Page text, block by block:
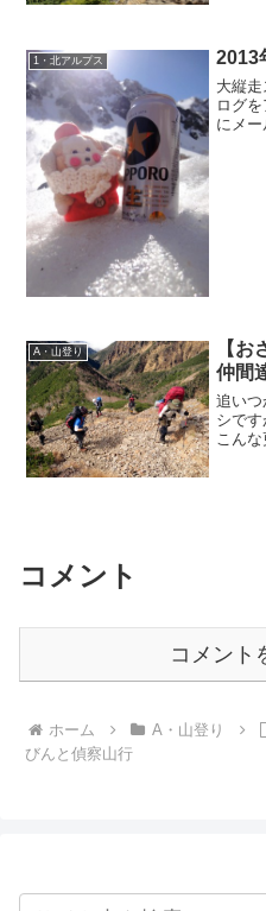
して
1・北アルプス 2013
大縦
ログ
にメー
A・山登り
【
仲間
追いつ
シで
こん
で、
コメント
コメント
ホーム A・山登り
びんと偵察山行